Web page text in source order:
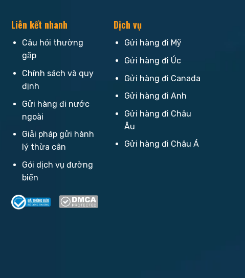
Liên kết nhanh
Câu hỏi thường
gặp
Chính sách và quy
định
Gửi hàng đi nước
ngoài
Giải pháp gửi hành
lý thừa cân
Gói dịch vụ đường
biển
Dịch vụ
Gửi hàng đi Mỹ
Gửi hàng đi Úc
Gửi hàng đi Canada
Gửi hàng đi Anh
Gửi hàng đi Châu
Âu
Gửi hàng đi Châu Á